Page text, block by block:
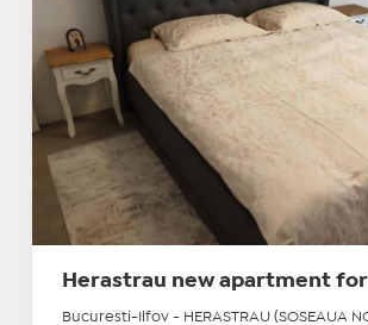
Herastrau new apartment
Bucuresti-Ilfov - HERASTRAU (SOSEAUA